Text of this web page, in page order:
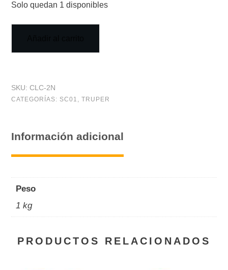
Solo quedan 1 disponibles
SKU: CLC-2N
CATEGORÍAS: SC01 , TRUPER
Información adicional
Peso
1 kg
PRODUCTOS RELACIONADOS